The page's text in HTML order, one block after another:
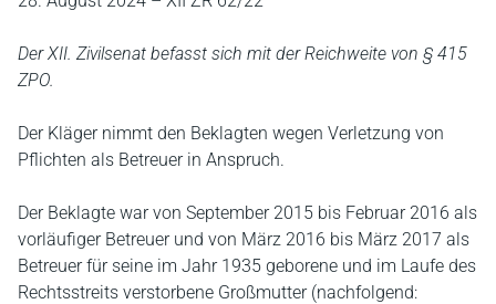
Der XII. Zivilsenat befasst sich mit der Reichweite von § 415
ZPO.
Der Kläger nimmt den Beklagten wegen Verletzung von
Pflichten als Betreuer in Anspruch.
Der Beklagte war von September 2015 bis Februar 2016 als
vorläufiger Betreuer und von März 2016 bis März 2017 als
Betreuer für seine im Jahr 1935 geborene und im Laufe des
Rechtsstreits verstorbene Großmutter (nachfolgend: